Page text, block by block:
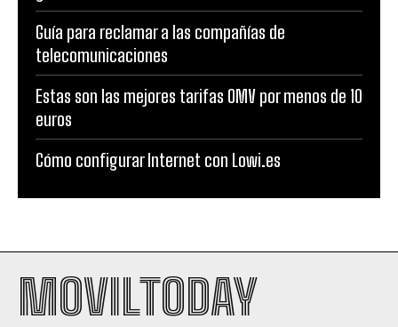
Guía para reclamar a las compañías de
telecomunicaciones
Estas son las mejores tarifas OMV por menos de 10
euros
Cómo configurar Internet con Lowi.es
MOVILTODAY